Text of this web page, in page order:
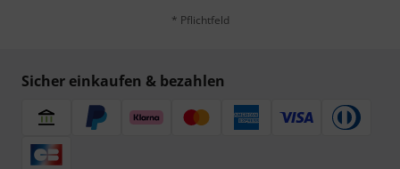
* Pflichtfeld
Sicher einkaufen & bezahlen